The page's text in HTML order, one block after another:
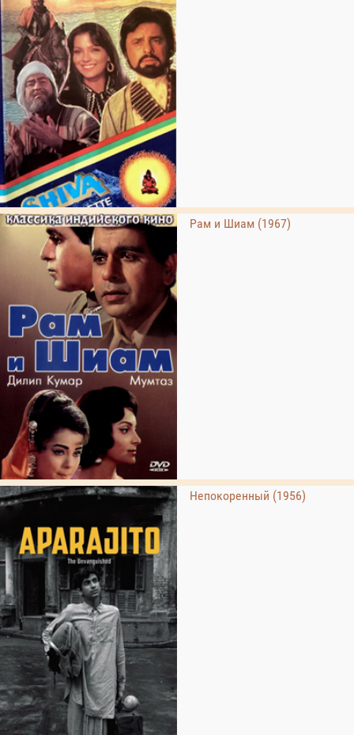
Рам и Шиам (1967)
Непокоренный (1956)